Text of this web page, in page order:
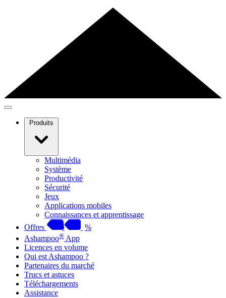
Produits
Multimédia
Système
Productivité
Sécurité
Jeux
Applications mobiles
Connaissances et apprentissage
Offres
%
Ashampoo® App
Licences en volume
Qui est Ashampoo ?
Partenaires du marché
Trucs et astuces
Téléchargements
Assistance